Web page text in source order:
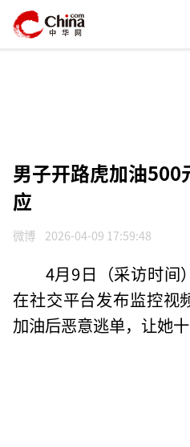
男子开路虎加油500
应
微博 2026-04-09 17:59:48
4月9日（采访时间
在社交平台发布监控视
加油后恶意逃单，让她十